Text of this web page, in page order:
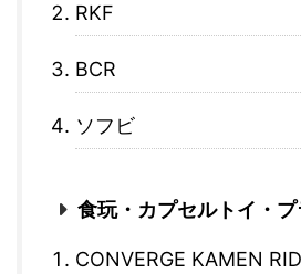
RKF
BCR
ソフビ
食玩・カプセルトイ・
CONVERGE KAMEN